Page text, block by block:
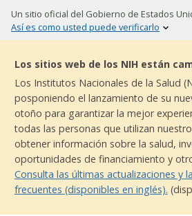
Skip
to
content
Un sitio oficial del Gobierno de Estados
Así es como usted puede verificarlo
Los sitios web de los NIH están
Los Institutos Nacionales de la Salud
posponiendo el lanzamiento de su
otoño para garantizar la mejor
todas las personas que utilizan
obtener información sobre la salud,
oportunidades de financiamiento y
Consulta las últimas actualizaciones y
frecuentes (disponibles en inglés).